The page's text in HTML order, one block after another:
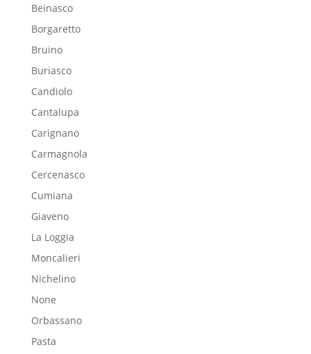
Beinasco
Borgaretto
Bruino
Buriasco
Candiolo
Cantalupa
Carignano
Carmagnola
Cercenasco
Cumiana
Giaveno
La Loggia
Moncalieri
Nichelino
None
Orbassano
Pasta